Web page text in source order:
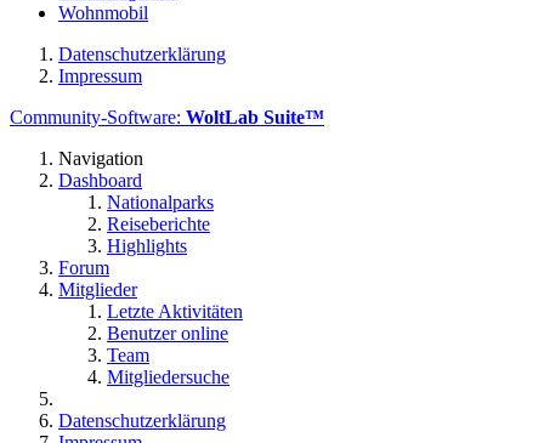
Wohnmobil
Datenschutzerklärung
Impressum
Community-Software: WoltLab Suite™
Navigation
Dashboard
Nationalparks
Reiseberichte
Highlights
Forum
Mitglieder
Letzte Aktivitäten
Benutzer online
Team
Mitgliedersuche
Datenschutzerklärung